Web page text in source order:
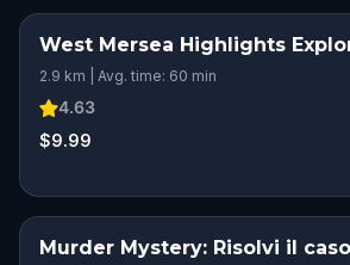
West Mersea Highlights
2.9 km | Avg. time: 60 min
4.63
$9.99
Murder Mystery: Risolvi il